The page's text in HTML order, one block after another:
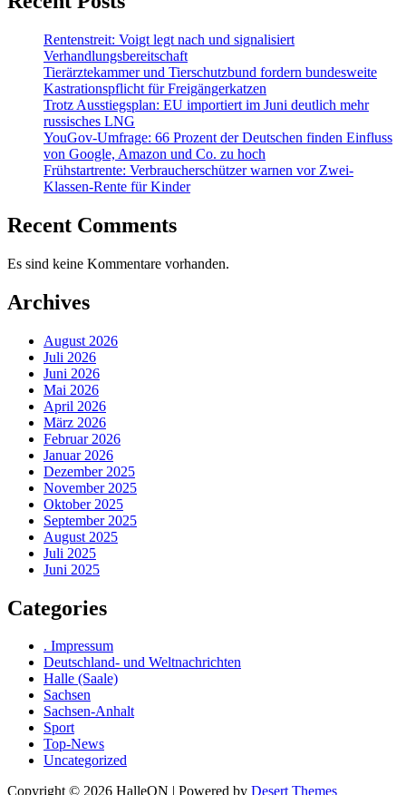
Rentenstreit: Voigt legt nach und signalisiert
Verhandlungsbereitschaft
Tierärztekammer und Tierschutzbund fordern bundesweite
Kastrationspflicht für Freigängerkatzen
Trotz Ausstiegsplan: EU importiert im Juni deutlich mehr
russisches LNG
YouGov-Umfrage: 66 Prozent der Deutschen finden Einfluss
von Google, Amazon und Co. zu hoch
Frühstartrente: Verbraucherschützer warnen vor Zwei-
Klassen-Rente für Kinder
Recent Comments
Es sind keine Kommentare vorhanden.
Archives
August 2026
Juli 2026
Juni 2026
Mai 2026
April 2026
März 2026
Februar 2026
Januar 2026
Dezember 2025
November 2025
Oktober 2025
September 2025
August 2025
Juli 2025
Juni 2025
Categories
. Impressum
Deutschland- und Weltnachrichten
Halle (Saale)
Sachsen
Sachsen-Anhalt
Sport
Top-News
Uncategorized
Copyright © 2026 HalleON | Powered by Desert Themes